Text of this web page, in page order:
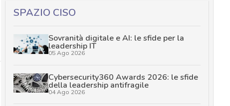
SPAZIO CISO
Sovranità digitale e AI: le sfide per la
leadership IT
05 Ago 2026
Cybersecurity360 Awards 2026: le sfide
della leadership antifragile
04 Ago 2026